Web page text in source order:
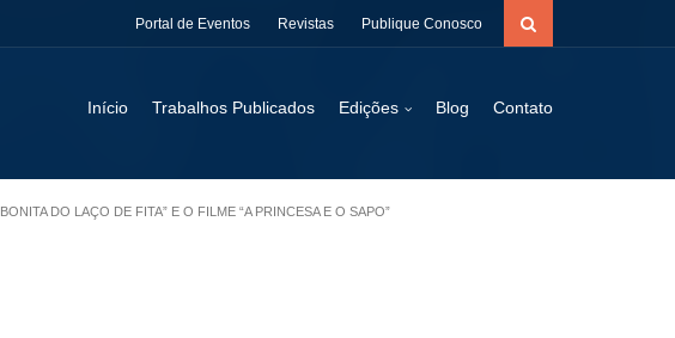
Portal de Eventos Revistas Publique Conosco
Início Trabalhos Publicados Edições Blog Contato
DO LAÇO DE FITA” E O FILME “A PRINCESA E O SAPO”